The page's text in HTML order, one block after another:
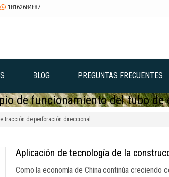
 18162684887
BLOG PREGUNTAS FRECUENTES
de funcionamiento del tubo
tracción de perforación direccional
Aplicación de tecnología de la
Como la economía de China continúa creciendo